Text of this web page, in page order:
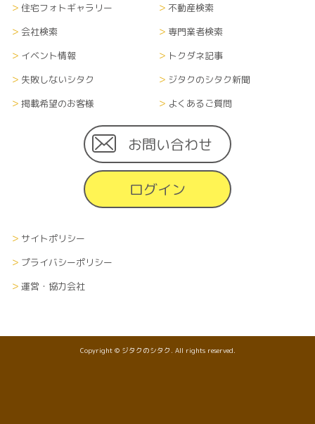
住宅フォトギャラリー
不動産検索
会社検索
専門業者検索
イベント情報
トクダネ記事
失敗しないシタク
ジタクのシタク新聞
掲載希望のお客様
よくあるご質問
お問い合わせ
ログイン
サイトポリシー
プライバシーポリシー
運営・協力会社
Copyright © ジタクのシタク. All rights reserved.